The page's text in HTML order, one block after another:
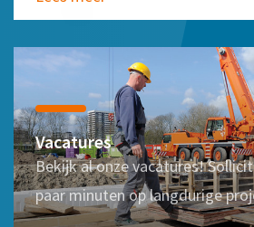
Vacatures
Bekijk al onze vacatures!
paar minuten op langdurige